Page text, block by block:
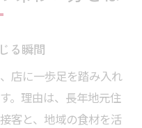
る瞬間
店に一歩足を踏み入れ
。理由は、長年地元住
客と、地域の食材を活